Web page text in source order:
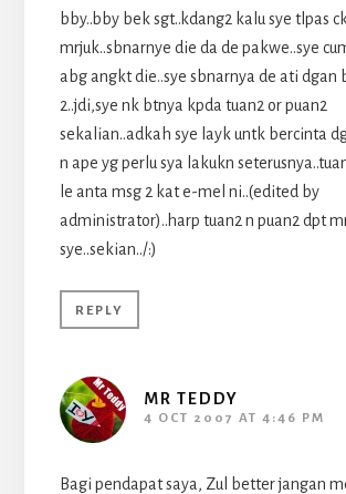
bby..bby bek sgt..kdang2 kalu sye tlpas
mrjuk..sbnarnye die da de pakwe..sye
abg angkt die..sye sbnarnya de ati dgan
2..jdi,sye nk btnya kpda tuan2 or puan2
sekalian..adkah sye layk untk bercinta
n ape yg perlu sya lakukn
le anta msg 2 kat e-mel ni..(edited by
administrator)..harp tuan2 n puan2 dpt
sye..sekian../:)
REPLY
MR TEDDY
4 OCT 2007 AT 4:46 PM
Bagi pendapat saya, Zul better jangan